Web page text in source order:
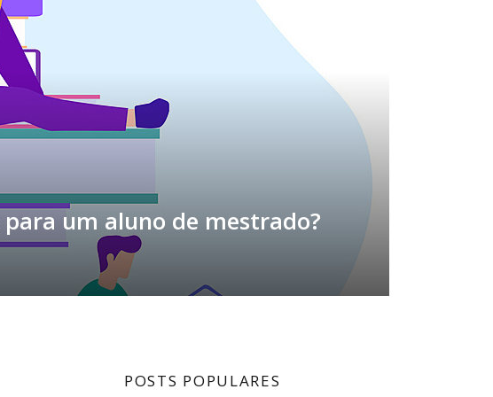
um aluno de mestrado?
POSTS POPULARES